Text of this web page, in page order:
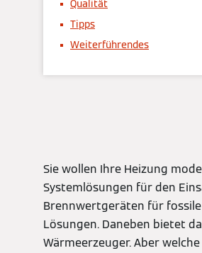
Qualität
Tipps
Weiterführendes
Sie wollen Ihre Heizung
Systemlösungen für den
Brennwertgeräten für
Lösungen. Daneben bietet
Wärmeerzeuger. Aber